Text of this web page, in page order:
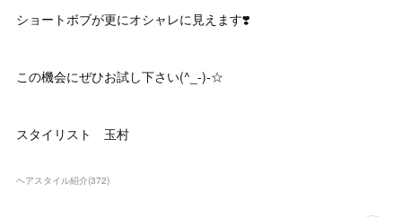
ショートボブが更にオシャレに見えます❣️
この機会にぜひお試し下さい(^_-)-☆
スタイリスト 玉村
ヘアスタイル紹介(372)